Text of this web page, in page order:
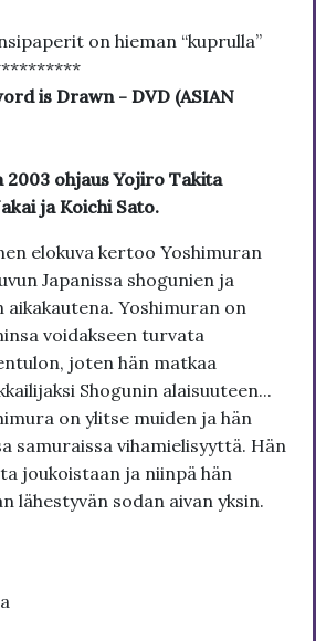
on hieman “kuprulla”
is Drawn - DVD (ASIAN
ohjaus Yojiro Takita
ja Koichi Sato.
elokuva kertoo Yoshimuran
Japanissa shogunien ja
aikakautena. Yoshimuran on
voidakseen turvata
joten hän matkaa
Shogunin alaisuuteen...
on ylitse muiden ja hän
samuraissa vihamielisyyttä. Hän
joukoistaan ja niinpä hän
lähestyvän sodan aivan yksin.